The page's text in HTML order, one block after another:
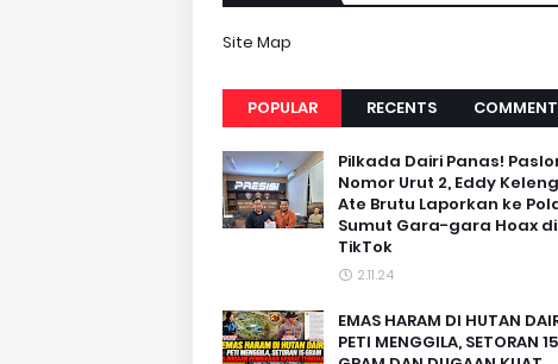
Site Map
POPULAR RECENTS
Pilkada Dairi Panas!
Nomor Urut 2, Eddy Keleng
Ate Brutu Laporkan ke
Sumut Gara-gara Hoax di
TikTok
2.11.24
EMAS HARAM DI HUTAN
PETI MENGGILA, SETORAN 15